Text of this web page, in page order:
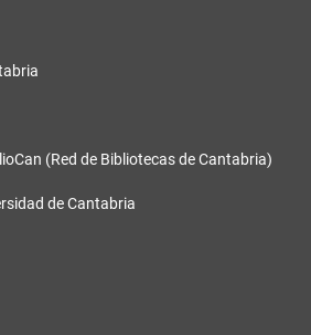
(Red de Bibliotecas de Cantabria)
de Cantabria